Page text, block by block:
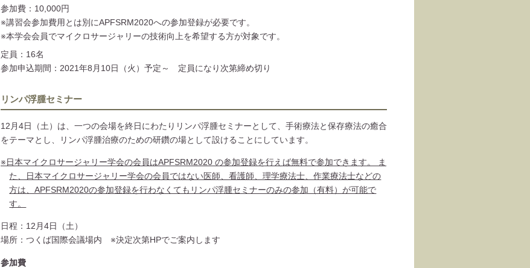
参加費：10,000円
※講習会参加費用とは別にAPFSRM2020への参加登録が必要です。
※本学会会員でマイクロサージャリーの技術向上を希望する方が対象です。
定員：16名
参加申込期間：2021年8月10日（火）予定～ 定員になり次第締め切り
リンパ浮腫セミナー
12月4日（土）は、一つの会場を終日にわたりリンパ浮腫セミナーとして、手術療法と保存療法の癒合
をテーマとし、リンパ浮腫治療のための研鑽の場として設けることにしています。
※日本マイクロサージャリー学会の会員はAPFSRM2020 の参加登録を行えば無料で参加できます。 ま
た、日本マイクロサージャリー学会の会員ではない医師、看護師、理学療法士、作業療法士などの
方は、APFSRM2020の参加登録を行わなくてもリンパ浮腫セミナーのみの参加（有料）が可能で
す。
日程：12月4日（土）
場所：つくば国際会議場内 ※決定次第HPでご案内します
参加費